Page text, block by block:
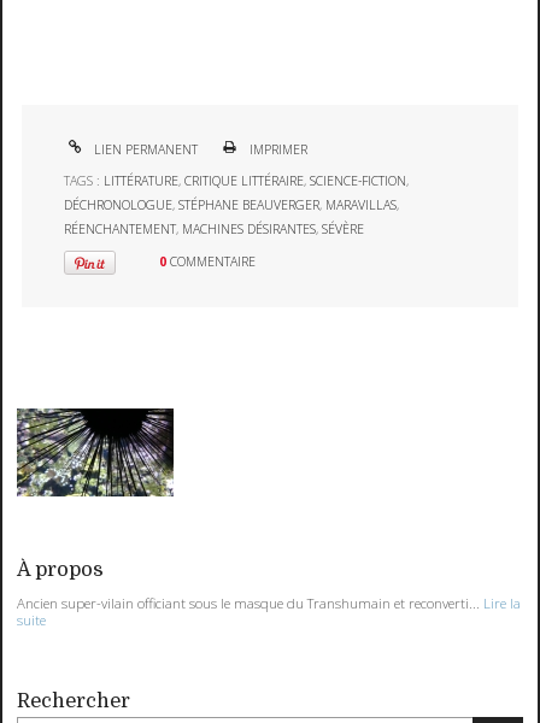
LIEN PERMANENT
IMPRIMER
TAGS : LITTÉRATURE,CRITIQUE LITTÉRAIRE,SCIENCE-FICTION,
DÉCHRONOLOGUE,STÉPHANE BEAUVERGER, MARAVILLAS,
RÉENCHANTEMENT, MACHINES DÉSIRANTES,SÉVÈRE
0 COMMENTAIRE
À propos
Ancien super-vilain officiant sous le masque du Transhumain et reconverti...
Lire la
suite
Rechercher